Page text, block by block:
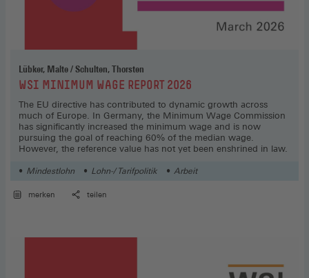
Lübker, Malte / Schulten, Thorsten
:WSI MINIMUM WAGE REPORT 2026
The EU directive has contributed to dynamic growth across
much of Europe. In Germany, the Minimum Wage Commission
has significantly increased the minimum wage and is now
pursuing the goal of reaching 60% of the median wage.
However, the reference value has not yet been enshrined in law.
Mindestlohn Lohn-/ Tarifpolitik Arbeit
merken teilen